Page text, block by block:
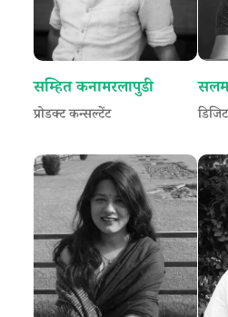
सम्हित कनामरलापुडी
प्रोडक्ट कन्सल्टेंट